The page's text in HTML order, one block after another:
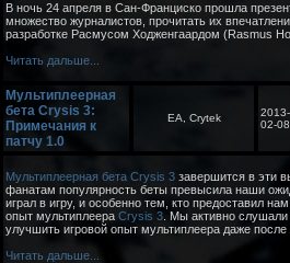
В ночь 24 апреля в Сан-Франциско прошла
множество журналистов, прочитать их
разработке Расмусом Ходженгаардом (Rasmus
Читать дальше...
Мультиплеерная
бета Crysis 3:
Примечания к
патчу 1.0
EA, Crytek
2013-
02-08
Мультиплеерная бета Crysis 3 завершится в эти
фанатам популярность беты превысила наши
играл в игру, и особенно тем, кто предоставил
опыт мультиплеера Crysis 3 . Мы активно
улучшить игровой опыт мультиплеера даже
Читать дальше...